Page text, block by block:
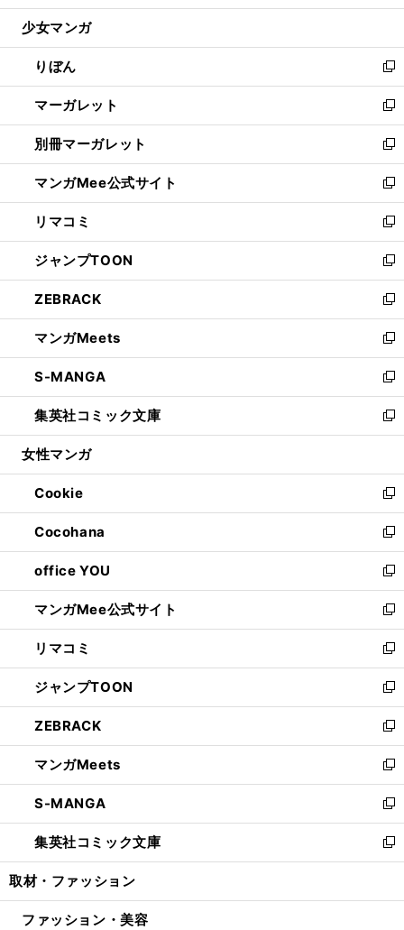
開
ウ
開
く
ン
ウ
で
開
く
ウ
ン
ド
ウ
で
開
く
し
ウ
ィ
ン
ド
ウ
で
開
く
少女マンガ
りぼん
新
し
い
ウ
ィ
ン
ド
ウ
で
開
く
マーガレット
新
し
い
ウ
ィ
ン
ド
ウ
で
開
く
別冊マーガレット
新
し
い
ウ
ィ
ン
ド
ウ
で
開
く
マンガMee公式サイト
新
し
い
ウ
ィ
ン
ド
ウ
で
開
く
リマコミ
新
し
い
ウ
ィ
ン
ド
ウ
で
開
く
ジャンプTOON
新
し
い
ウ
ィ
ン
ド
ウ
で
開
ZEBRACK
新
し
い
ウ
ィ
ン
ド
ウ
開
く
マンガMeets
新
し
い
ウ
ィ
ン
ウ
で
開
く
S-MANGA
新
し
い
ウ
ン
ド
ウ
で
開
く
集英社コミック文庫
新
し
ウ
ィ
ン
ド
ウ
で
開
く
女性マンガ
Cookie
新
し
い
ウ
ィ
ン
ド
ウ
で
開
く
Cocohana
新
し
い
ウ
ィ
ン
ド
ウ
で
開
く
office YOU
新
し
い
ウ
ィ
ン
ド
ウ
で
開
く
マンガMee公式サイト
新
し
い
ウ
ィ
ン
ド
ウ
で
開
く
リマコミ
新
し
い
ウ
ィ
ン
ド
ウ
で
開
く
ジャンプTOON
新
し
い
ウ
ィ
ン
ド
ウ
で
開
ZEBRACK
新
し
い
ウ
ィ
ン
ド
ウ
開
マンガMeets
新
し
い
ウ
ィ
ン
ウ
S-MANGA
新
し
い
ウ
ン
集英社コミック文庫
新
し
ウ
取材・ファッション
ファッション・美容